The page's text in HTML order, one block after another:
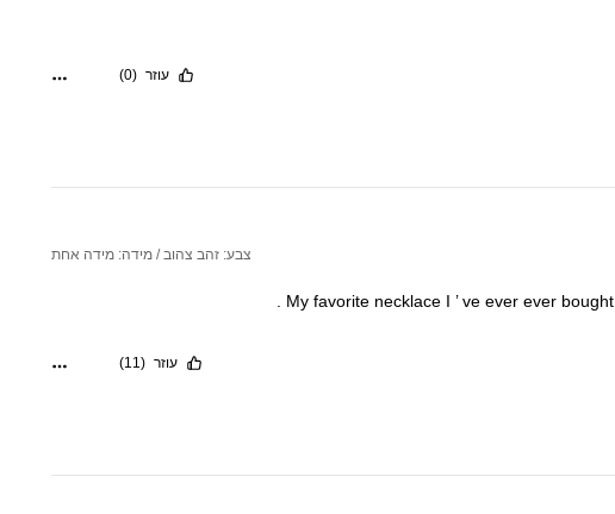
עוזר (0)
צבע: זהב צהוב / מידה: מידה אחת
My favorite necklace I ’ve ever ever bought
עוזר (11)